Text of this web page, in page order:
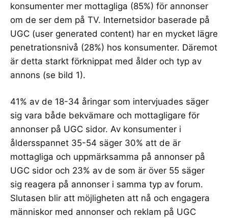
konsumenter mer mottagliga (85%) för annonser
om de ser dem på TV. Internetsidor baserade på
UGC (user generated content) har en mycket lägre
penetrationsnivå (28%) hos konsumenter. Däremot
är detta starkt förknippat med ålder och typ av
annons (se bild 1).
41% av de 18-34 åringar som intervjuades säger
sig vara både bekvämare och mottagligare för
annonser på UGC sidor. Av konsumenter i
åldersspannet 35-54 säger 30% att de är
mottagliga och uppmärksamma på annonser på
UGC sidor och 23% av de som är över 55 säger
sig reagera på annonser i samma typ av forum.
Slutasen blir att möjligheten att nå och engagera
människor med annonser och reklam på UGC